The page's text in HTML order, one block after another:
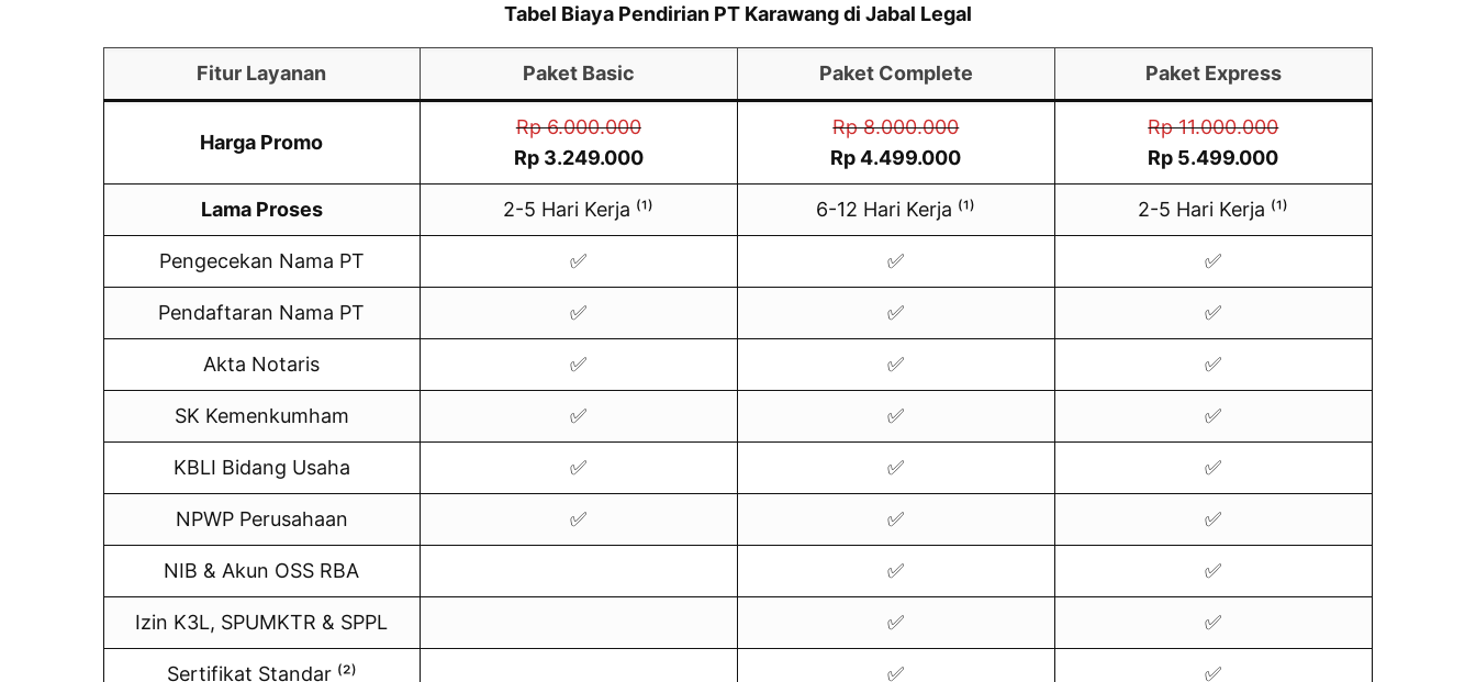
Tabel Biaya Pendirian PT Karawang di Jabal Legal
Fitur Layanan Paket Basic Paket Complete Paket Express
Harga Promo
Rp 6.000.000
Rp 3.249.000
Rp 8.000.000
Rp 4.499.000
Rp 11.000.000
Rp 5.499.000
Lama Proses 2-5 Hari Kerja ⁽¹⁾ 6-12 Hari Kerja ⁽¹⁾ 2-5 Hari Kerja ⁽¹⁾
Pengecekan Nama PT ✅ ✅ ✅
Pendaftaran Nama PT ✅ ✅ ✅
Akta Notaris ✅ ✅ ✅
SK Kemenkumham ✅ ✅ ✅
KBLI Bidang Usaha ✅ ✅ ✅
NPWP Perusahaan ✅ ✅ ✅
NIB & Akun OSS RBA ✅ ✅
Izin K3L, SPUMKTR & SPPL ✅ ✅
Sertifikat Standar ⁽²⁾ ✅ ✅